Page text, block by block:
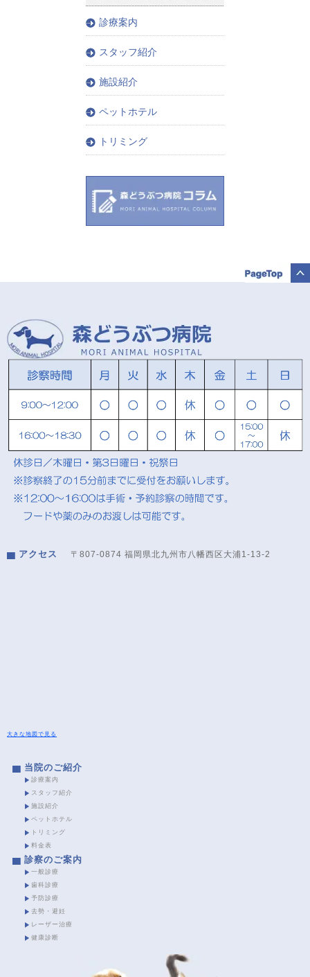
診療案内
スタッフ紹介
施設紹介
ペットホテル
トリミング
アクセス 〒807-0874 福岡県北九州市八幡西区大浦1-13-2
大きな地図で見る
当院のご紹介
診療案内
スタッフ紹介
施設紹介
ペットホテル
トリミング
料金表
診察のご案内
一般診療
歯科診療
予防診療
去勢・避妊
レーザー治療
健康診断